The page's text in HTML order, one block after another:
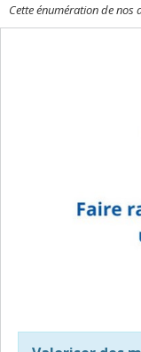
Cette énumération de nos